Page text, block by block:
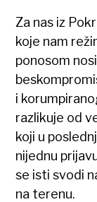
Za nas iz
koje nam
ponosom
i
razlikuje od
koji u
nijednu
se isti svodi
na terenu.